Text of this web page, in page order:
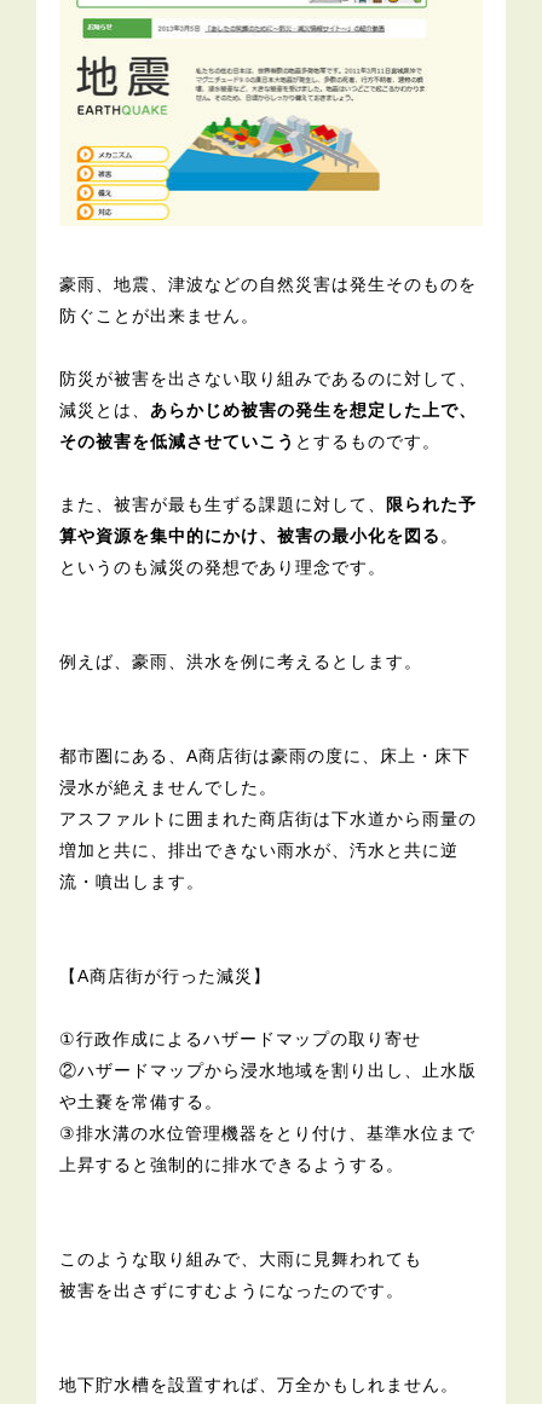
豪雨、地震、津波などの自然災害は発生そのものを
防ぐことが出来ません。
防災が被害を出さない取り組みであるのに対して、
減災とは、 あらかじめ被害の発生を想定した上で、
その被害を低減させていこう とするものです。
また、被害が最も生ずる課題に対して、
限られた予
算や資源を集中的にかけ、被害の最小化を図る 。
というのも減災の発想であり理念です。
例えば、豪雨、洪水を例に考えるとします。
都市圏にある、A商店街は豪雨の度に、床上・床下
浸水が絶えませんでした。
アスファルトに囲まれた商店街は下水道から雨量の
増加と共に、排出できない雨水が、汚水と共に逆
流・噴出します。
【A商店街が行った減災】
①行政作成によるハザードマップの取り寄せ
②ハザードマップから浸水地域を割り出し、止水版
や土嚢を常備する。
③排水溝の水位管理機器をとり付け、基準水位まで
上昇すると強制的に排水できるようする。
このような取り組みで、大雨に見舞われても
被害を出さずにすむようになったのです。
地下貯水槽を設置すれば、万全かもしれません。